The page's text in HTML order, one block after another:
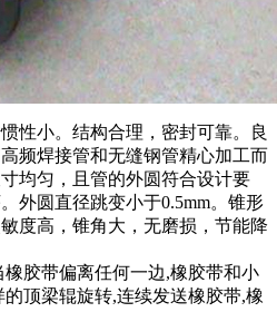
小。结构合理，密封可靠。良
频焊接管和无缝钢管精心加工而
均匀，且管的外圆符合设计要
外圆直径跳变小于0.5mm。锥形
度高，锥角大，无磨损，节能降
橡胶带偏离任何一边,橡胶带和小
顶梁辊旋转,连续发送橡胶带,橡